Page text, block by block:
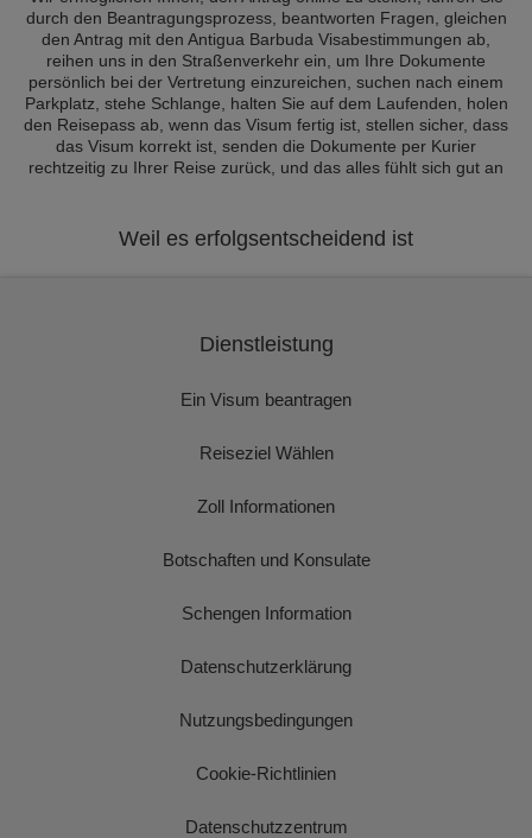
durch den Beantragungsprozess, beantworten Fragen, gleichen
den Antrag mit den Antigua Barbuda Visabestimmungen ab,
reihen uns in den Straßenverkehr ein, um Ihre Dokumente
persönlich bei der Vertretung einzureichen, suchen nach einem
Parkplatz, stehe Schlange, halten Sie auf dem Laufenden, holen
den Reisepass ab, wenn das Visum fertig ist, stellen sicher, dass
das Visum korrekt ist, senden die Dokumente per Kurier
rechtzeitig zu Ihrer Reise zurück, und das alles fühlt sich gut an
Weil es erfolgsentscheidend ist
Dienstleistung
Ein Visum beantragen
Reiseziel Wählen
Zoll Informationen
Botschaften und Konsulate
Schengen Information
Datenschutzerklärung
Nutzungsbedingungen
Cookie-Richtlinien
Datenschutzzentrum